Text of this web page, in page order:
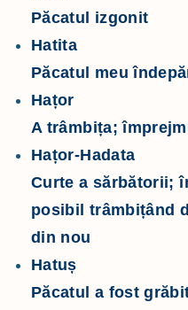
Păcatul izgonit
Hatita
Păcatul meu
Hațor
A trâmbița;
Hațor-Hadata
Curte a sărbătorii;
posibil trâmbițând
din nou
Hatuș
Păcatul a fost